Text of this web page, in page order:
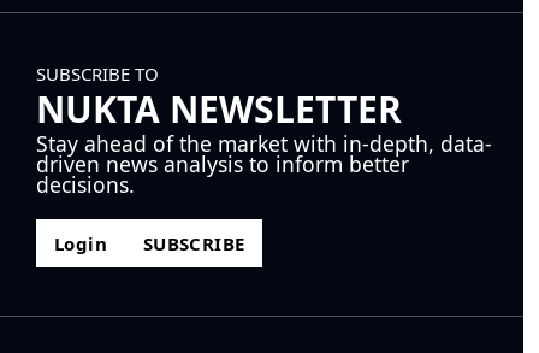
SUBSCRIBE TO
NUKTA NEWSLETTER
Stay ahead of the market with in-depth, data-
driven news analysis to inform better
decisions.
Login SUBSCRIBE